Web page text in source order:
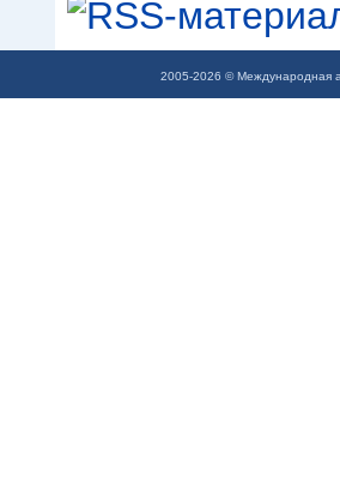
2005-2026 © Международная